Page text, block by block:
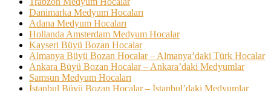
Danimarka Medyum Hocaları
Adana Medyum Hocaları
Hollanda Amsterdam Medyum Hocalar
Kayseri Büyü Bozan Hocalar
Almanya Büyü Bozan Hocalar – Almanya’daki Türk Hocalar
Ankara Büyü Bozan Hocalar – Ankara’daki Medyumlar
Samsun Medyum Hocaları
İstanbul Büyü Bozan Hocalar – İstanbul’daki Medyumlar